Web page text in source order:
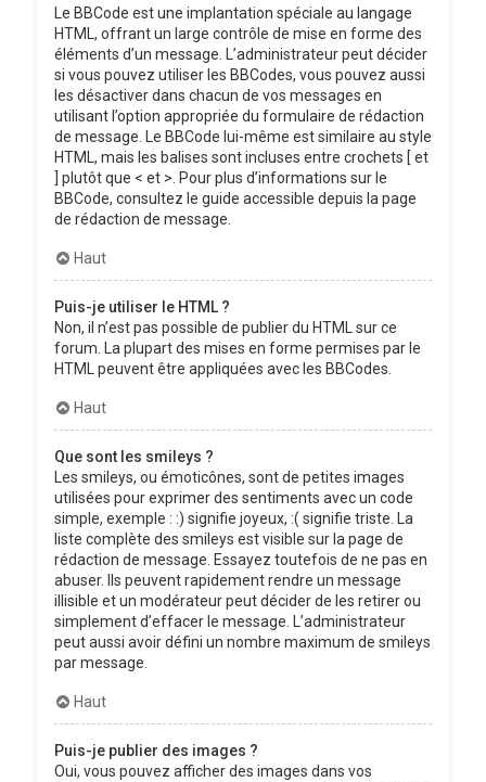
Le BBCode est une implantation spéciale au langage
HTML, offrant un large contrôle de mise en forme des
éléments d’un message. L’administrateur peut décider
si vous pouvez utiliser les BBCodes, vous pouvez aussi
les désactiver dans chacun de vos messages en
utilisant l’option appropriée du formulaire de rédaction
de message. Le BBCode lui-même est similaire au style
HTML, mais les balises sont incluses entre crochets [ et
] plutôt que < et >. Pour plus d’informations sur le
BBCode, consultez le guide accessible depuis la page
de rédaction de message.
Haut
Puis-je utiliser le HTML ?
Non, il n’est pas possible de publier du HTML sur ce
forum. La plupart des mises en forme permises par le
HTML peuvent être appliquées avec les BBCodes.
Haut
Que sont les smileys ?
Les smileys, ou émoticônes, sont de petites images
utilisées pour exprimer des sentiments avec un code
simple, exemple : :) signifie joyeux, :( signifie triste. La
liste complète des smileys est visible sur la page de
rédaction de message. Essayez toutefois de ne pas en
abuser. Ils peuvent rapidement rendre un message
illisible et un modérateur peut décider de les retirer ou
simplement d’effacer le message. L’administrateur
peut aussi avoir défini un nombre maximum de smileys
par message.
Haut
Puis-je publier des images ?
Oui, vous pouvez afficher des images dans vos